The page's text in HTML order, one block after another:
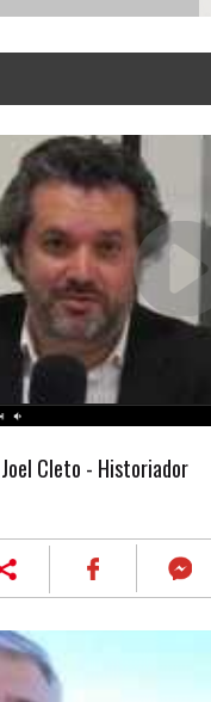
Joel Cleto - Historiador